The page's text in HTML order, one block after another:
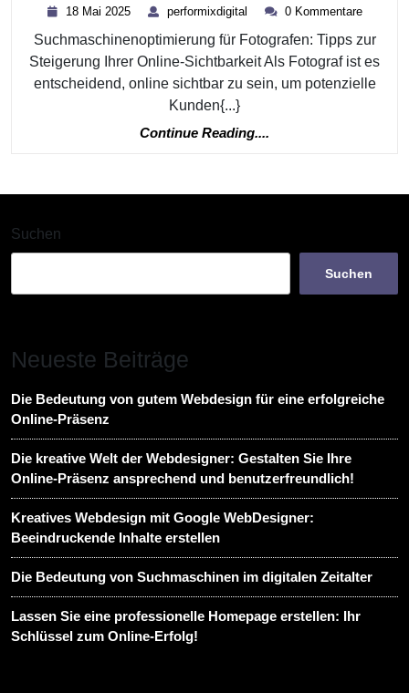
Für
Tipps
18 Mai 2025
2025
performixdigital performixdigital
0 Kommentare
Suchmaschinenoptimierung für Fotografen: Tipps zur
Steigerung Ihrer Online-Sichtbarkeit Als Fotograf ist es
entscheidend, online sichtbar zu sein, um potenzielle
Kunden{...}
Continue Reading....
Suchen
Suchen
Neueste Beiträge
Die Bedeutung von gutem Webdesign für eine erfolgreiche
Online-Präsenz
Die kreative Welt der Webdesigner: Gestalten Sie Ihre
Online-Präsenz ansprechend und benutzerfreundlich!
Kreatives Webdesign mit Google WebDesigner:
Beeindruckende Inhalte erstellen
Die Bedeutung von Suchmaschinen im digitalen Zeitalter
Lassen Sie eine professionelle Homepage erstellen: Ihr
Schlüssel zum Online-Erfolg!